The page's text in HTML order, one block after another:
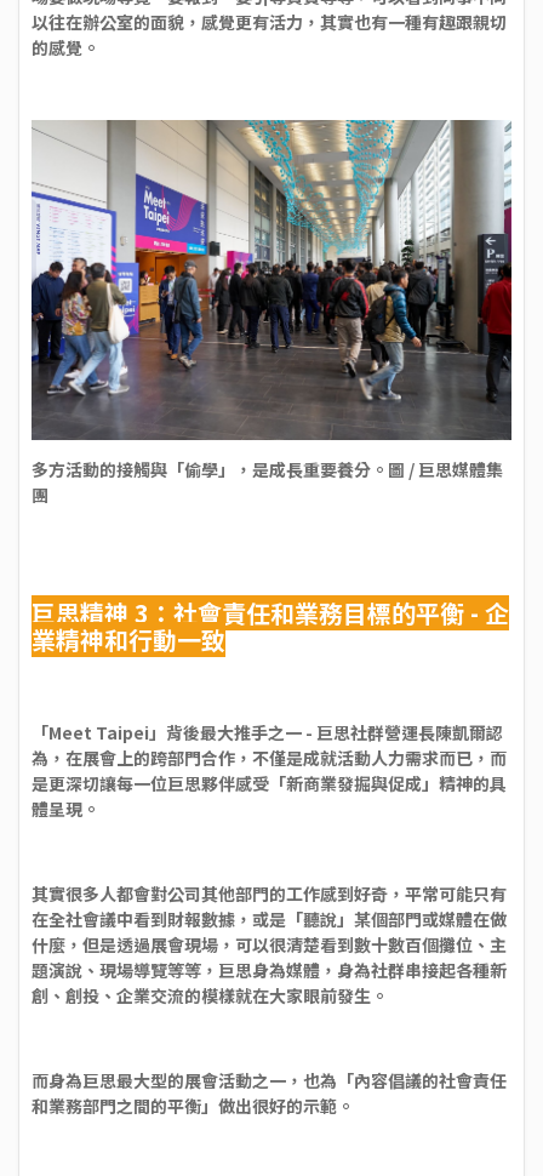
以往在辦公室的面貌，感覺更有活力，其實也有一種有趣跟親切
的感覺。
多方活動的接觸與「偷學」，是成長重要養分。圖 / 巨思媒體集
團
巨思精神 3：社會責任和業務目標的平衡 - 企
業精神和行動一致
「Meet Taipei」背後最大推手之一 - 巨思社群營運長陳凱爾認
為，在展會上的跨部門合作，不僅是成就活動人力需求而已，而
是更深切讓每一位巨思夥伴感受「新商業發掘與促成」精神的具
體呈現。
其實很多人都會對公司其他部門的工作感到好奇，平常可能只有
在全社會議中看到財報數據，或是「聽說」某個部門或媒體在做
什麼，但是透過展會現場，可以很清楚看到數十數百個攤位、主
題演說、現場導覽等等，巨思身為媒體，身為社群串接起各種新
創、創投、企業交流的模樣就在大家眼前發生。
而身為巨思最大型的展會活動之一，也為「內容倡議的社會責任
和業務部門之間的平衡」做出很好的示範。